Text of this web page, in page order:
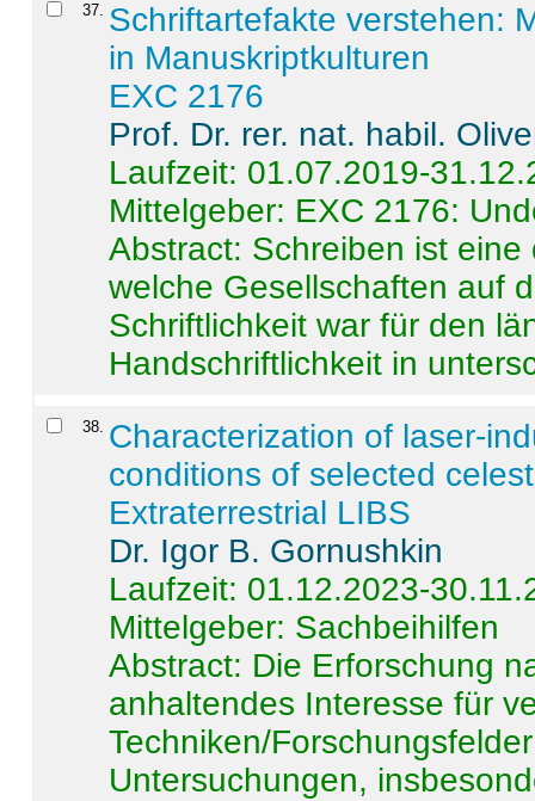
37. Schriftartefakte verstehen:
in Manuskriptkulturen
EXC 2176
Prof. Dr. rer. nat. habil.
Laufzeit: 01.07.2019-
Mittelgeber: EXC 2176:
Abstract: Schreiben ist
welche Gesellschaften auf
Schriftlichkeit war für den
Handschriftlichkeit in
38. Characterization of laser-
conditions of selected
Extraterrestrial LIBS
Dr. Igor B. Gornushkin
Laufzeit: 01.12.2023-
Mittelgeber: Sachbeihilfen
Abstract: Die Erforschung
anhaltendes Interesse für
Techniken/
Untersuchungen,